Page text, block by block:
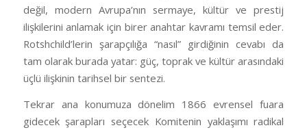
değil, modern Avrupa’nın sermaye, kültür ve prestij
ilişkilerini anlamak için birer anahtar kavramı temsil eder.
Rotshchild’lerin şarapçılığa “nasıl” girdiğinin cevabı da
tam olarak burada yatar: güç, toprak ve kültür arasındaki
üçlü ilişkinin tarihsel bir sentezi.
Tekrar ana konumuza dönelim 1866 evrensel fuara
gidecek şarapları seçecek Komitenin yaklaşımı radikal